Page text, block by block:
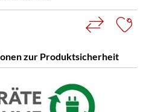
zur Produktsicherheit